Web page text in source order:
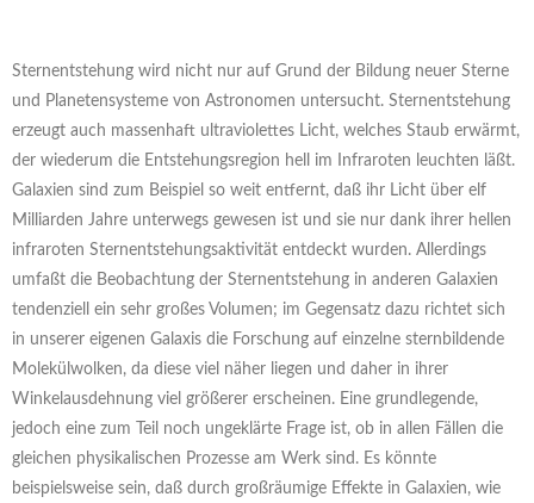
Sternentstehung wird nicht nur auf Grund der Bildung neuer Sterne
und Planetensysteme von Astronomen untersucht. Sternentstehung
erzeugt auch massenhaft ultraviolettes Licht, welches Staub erwärmt,
der wiederum die Entstehungsregion hell im Infraroten leuchten läßt.
Galaxien sind zum Beispiel so weit entfernt, daß ihr Licht über elf
Milliarden Jahre unterwegs gewesen ist und sie nur dank ihrer hellen
infraroten Sternentstehungsaktivität entdeckt wurden. Allerdings
umfaßt die Beobachtung der Sternentstehung in anderen Galaxien
tendenziell ein sehr großes Volumen; im Gegensatz dazu richtet sich
in unserer eigenen Galaxis die Forschung auf einzelne sternbildende
Molekülwolken, da diese viel näher liegen und daher in ihrer
Winkelausdehnung viel größerer erscheinen. Eine grundlegende,
jedoch eine zum Teil noch ungeklärte Frage ist, ob in allen Fällen die
gleichen physikalischen Prozesse am Werk sind. Es könnte
beispielsweise sein, daß durch großräumige Effekte in Galaxien, wie